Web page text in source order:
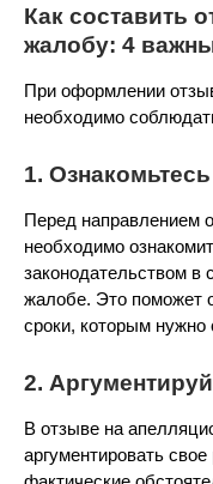
Как составить
жалобу: 4
При оформлении
необходимо
1.
Перед направлением
необходимо
законодательством в
жалобе. Это поможет
сроки, которым нужно
2.
В отзыве на
аргументировать